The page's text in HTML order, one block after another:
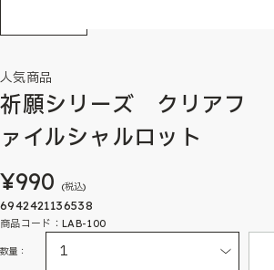
人気商品
祈願シリーズ クリアフ
ァイルシャルロット
¥990 (税込)
6942421136538
商品コード：LAB-100
数量：